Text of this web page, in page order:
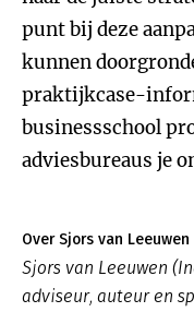
punt bij deze
kunnen
praktijkcase-
businessschool
adviesbureaus je
Over Sjors van Leeuwen
Sjors van Leeuwen
adviseur, auteur en